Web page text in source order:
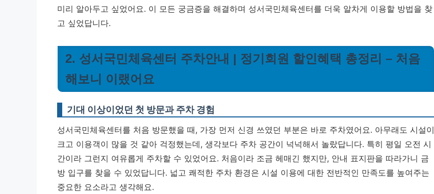
미리 알아두고 싶었어요. 이 모든 궁금증을 해결하며 성서국민체육센터를 더욱 알차게 이용할 방법을 찾
고 싶었답니다.
2. 성서국민체육센터 주차안내 | 정기회원 할인혜택 총정리 – 처음
해보니 이랬어요
기대 이상이었던 첫 방문과 주차 경험
성서국민체육센터를 처음 방문했을 때, 가장 먼저 신경 쓰였던 부분은 바로 주차였어요. 아무래도 시설이
크고 이용객이 많을 것 같아 걱정했는데, 생각보다 주차 공간이 넉넉해서 놀랐답니다. 특히 평일 오전 시
간이라 그런지 여유롭게 주차할 수 있었어요. 처음이라 조금 헤매긴 했지만, 안내 표지판을 따라가니 금
방 입구를 찾을 수 있었답니다. 넓고 쾌적한 주차 환경은 시설 이용에 대한 전반적인 만족도를 높여주는
중요한 요소라고 생각해요.